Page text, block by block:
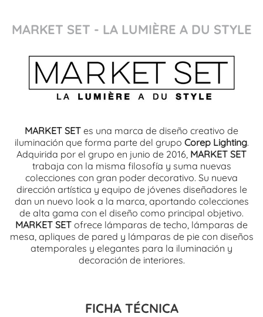
MARKET SET - LA LUMIÈRE A DU STYLE
MARKET SET es una marca de diseño creativo de
iluminación que forma parte del grupo Corep Lighting.
Adquirida por el grupo en junio de 2016, MARKET SET
trabaja con la misma filosofía y suma nuevas
colecciones con gran poder decorativo. Su nueva
dirección artística y equipo de jóvenes diseñadores le
dan un nuevo look a la marca, aportando colecciones
de alta gama con el diseño como principal objetivo.
MARKET SET ofrece lámparas de techo, lámparas de
mesa, apliques de pared y lámparas de pie con diseños
atemporales y elegantes para la iluminación y
decoración de interiores.
FICHA TÉCNICA